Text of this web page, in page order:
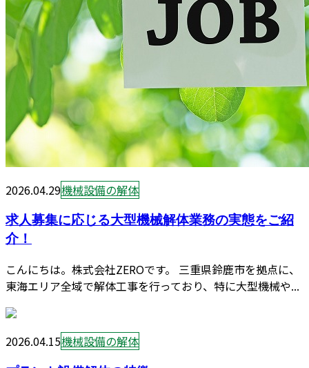
2026.04.29機械設備の解体
求人募集に応じる大型機械解体業務の実態をご紹
介！
こんにちは。株式会社ZEROです。 三重県鈴鹿市を拠点に、
東海エリア全域で解体工事を行っており、特に大型機械や...
2026.04.15機械設備の解体